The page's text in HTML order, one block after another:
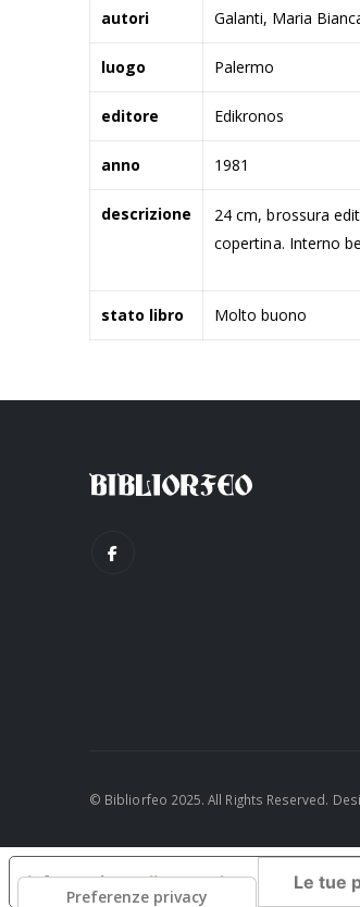
autori Galanti, Maria
luogo Palermo
editore Edikronos
anno 1981
descrizione
24 cm, brossura
copertina. Interno
stato libro Molto buono
© Bibliorfeo 2025. All Rights Reserved.
Informativa sulla raccolta Le tue